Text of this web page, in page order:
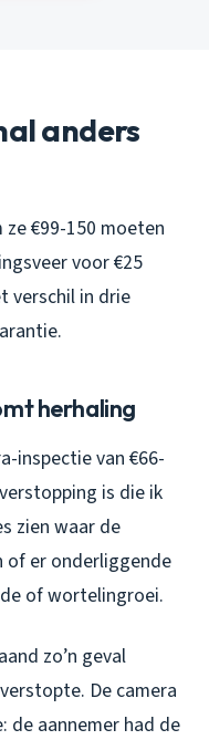
anders
ze €99-150 moeten
voor €25
verschil in drie
herhaling
inspectie van €66-
is die ik
zien waar de
of er onderliggende
of wortelingroei.
zo’n geval
De camera
de aannemer had de